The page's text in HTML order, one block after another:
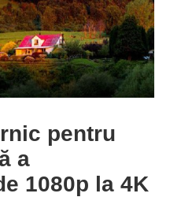
pentru
a
1080p la 4K